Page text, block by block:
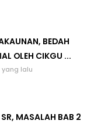
BEDAH
OLEH CIKGU ...
yang lalu
MASALAH BAB 2